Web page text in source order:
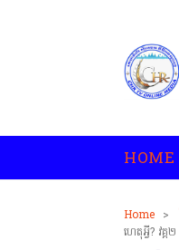
HOME
Home >
ហេតុអ្វី? វគ្គ២